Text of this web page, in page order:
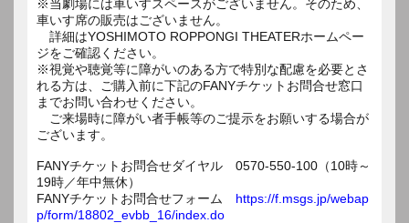
※当劇場には車いすスペースがございません。そのため、
車いす席の販売はございません。
詳細はYOSHIMOTO ROPPONGI THEATERホームペー
ジをご確認ください。
※視覚や聴覚等に障がいのある方で特別な配慮を必要とさ
れる方は、ご購入前に下記のFANYチケットお問合せ窓口
までお問い合わせください。
ご来場時に障がい者手帳等のご提示をお願いする場合が
ございます。
FANYチケットお問合せダイヤル 0570-550-100（10時～
19時／年中無休）
FANYチケットお問合せフォーム https://f.msgs.jp/webap
p/form/18802_evbb_16/index.do